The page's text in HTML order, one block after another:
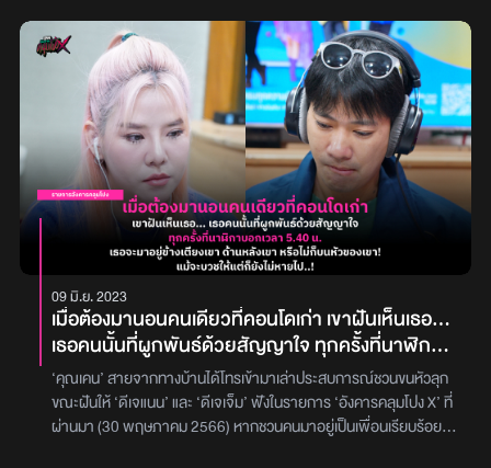
เลยรีบถามว่า “เป็นไงบ้าง ออกจากบ้านหรือยัง ทำไมเสียงถึงเป็นอย่าง
นั้น เกิดอะไรขึ้น” คุณติงลี่จึงบอกพลอยว่า “มีคนอยู่ข้างบน !” พลอย
ตอบกลับในทันทีว่า “ออกจากบ้านให้เร็วที่สุดเลยนะ สิ่งที่ได้ยินมันไม่ใช่
คนแน่นอน” และพลอยก็กำชับว่าอย่าวางสายนะ หลังจากนั้นคุณติงลี่ก็
ปิดไฟ และกำลังเดินไปที่ประตูทางออก ระหว่างทางก็เดินผ่านบันไดขึ้น
ชั้นบน และมีเสียงจากทางนั้นมาอีก คุณติงลี่จึงหันไปทางต้นเสียงก็เห็นว่า
มีเท้าคู่หนึ่งกำลังก้าวลงมาจากบันได และที่ข้อเท้ามีกำไลด้วย ในตอนนั้น
คุณติงลี่ทรุดตัวนั่งลงไปที่พื้นเลย เขากลัวมาก ๆ และก้าวไม่ออกอีกต่อ
ไป ไม่นานหลังจากนั้นเท้าก็เริ่มลอยขึ้น และหันมาทางเขาแล้วในขณะที่
กำลังลอยก็เริ่มเห็นว่าคน ๆ นั้นนุ่งโจงกระเบน ห่มสไบสีดำ จนเกือบจะได้
เห็นหน้าแล้วก็มีอะไรสักอย่างกระแทกคุณติงลี่แรงมากจนกระเด็นออก
จากประตูบ้านไปเลยซึ่งในจุดที่คุณติงลี่ ทรุดตัวลงไปนั่งมันห่างจาก
ประตูประมาณ 5 เมตรเท่านั้น แรงกระแทกมันแรงมาก พอรู้สึกตัวก็รีบ
ลุก และรีบเดินไปที่มอเตอร์ไซค์ ในตอนที่กำลังสตาร์ทรถมอเตอร์ไซค์
แล้วก็ได้ยินเสียงตะโกนว่า “ลี่ ออกมาหรือยัง !” และนั่นเป็นเสียงของ
พลอยที่มาจากโทรศัพท์ที่ตกอยู่หลังบ้าน คุณติงลี่จึงรวบรวมความกล้า
เฮือกสุดท้ายวิ่งกลับไปหยิบโทรศัพท์ และปิดประตูบ้านให้เสร็จสรรพ
ก่อนที่จะกลับบ้านไป คืนวันถัดไปหลังจากที่นอนหลับไปได้ตื่นนึง คุณติงลี่
บ้านรอบบ้านจนแตก และมือก็เป็นแผลเลือดออกเต็มไปหมด หลังจากนั้น
พ่อก็เอามือที่เต็มไปด้วยเลือดป้ายตามบ้านเต็มไปหมด ซึ่งทุกวันนี้รอย
เลือดนั้นก็ยังอยู่ ในตอนกลางคืนที่น้องนอนก็มักจะได้ยินเสียงพ่อใช้เคียว
กรีดยางขูดกับอะไรบางอย่างเหมือนในหนังฆาตกรรม เลิกลั่กจึงบอกกับ
แม่ว่าไม่ไหวแล้ว และในทุก ๆ วันแม่ก็ต้องตื่นแต่เช้าเพื่อไปกรีดยาง ทุก
ครั้งที่ไปกรีดยางจะเห็นพ่อยืนอยู่ไกล ๆ เหมือนแอบส่องมาจากไกล ๆ แม่
เดินไปทางไหนพ่อก็จะมองตาม พ่อเริ่มอาการหนักมาก จึงไปปรึกษา
พระแถวบ้าน พระท่านบอกให้เอาต้นตะเคียนออกจากบ้านไป และนำมา
ไว้ที่วัดแล้วพรมน้ำมนต์ หลังจากทำตามที่พระบอก พ่อก็หายตัวไปเป็น
ระยะเวลา 10 ปี เลิกลั่กพึ่งจะมาได้ข่าวพ่อเมื่อ 2 ปีที่แล้วจากแม่ว่าเจอ
พ่อแล้ว แต่พ่อไม่มีสติแล้ว..(เป็นความเชื่อส่วนบุคคล โปรดใช้
วิจารณญาณในการอ่าน)รับฟังเรื่องเต็ม ๆ ได้ที่
เลย! ‘คุณแป้ง’ ได้เล่าว่าเป็นเรื่องราวของเซลล์ที่รู้จักชื่อ ‘พี่วิทย์’ เขาเป็น
เซลล์ที่ต้องไปทำงานต่างจังหวัดบ่อย แต่ละครั้งก็ใช้เวลาหลายวัน ครั้งนี้
ใช้เวลา 1 เดือน ซึ่งมันนานกว่าปกติ พี่วิทย์จึงเป็นห่วงภรรยาอย่าง ‘พี่
อุ้ม’ และได้ชักชวนให้ไปด้วย ทั้งคู่ออกเดินทางตั้งแต่เช้าไปยังบ้านเช่าที่ได้
ทำสัญญากันไว้ บ้านเช่าหลังนี้เป็นบ้านปูนธรรมดาชั้นเดียว ในช่วงเวลา
กลางคืน บ้านหลังนี้จะเย็นมากเพราะรอบ ๆ เป็นป่าและภูเขาทั้งหมด และ
มีสัญญาณอ่อน ๆ ไว้ให้แค่พอโทรหากันได้ พอเช้าวันถัดมา พี่วิทย์ก็ได้
ขับรถออกไปหาลูกค้าแต่เช้า ที่บ้านจึงเหลือพี่อุ้มอยู่แค่คนเดียว ในวันแรก
ที่มาอยู่ก็ปกติดีทุกอย่าง วันที่สอง หลังจากพี่วิทย์ขับรถออกไปสักพัก
หนึ่ง พี่อุ้มก็เห็นเด็กผู้ชายคนหนึ่งกำลังยืนแอบมองอยู่ข้างต้นไม้ เมื่อเด็ก
เห็นว่าพี่อุ้มมองตนอยู่ก็วิ่งหนีออกไป วันถัดมา พี่อุ้มก็ยังเห็นเด็กชายคน
นั้นอีก พอตะโกนเรียก เด็กก็วิ่งหนีไป พี่อุ้มรอจนตอนเย็นพี่วิทย์กลับมา
จึงถามว่า “ตอนจะออกไปข้างนอกเห็นเด็กผู้ชายแถวนี้บ้างไหม” พี่วิทย์
ตอบกลับมาว่า “ไม่เห็นเลยนะ แถวนี้มีเด็กด้วยเหรอ ตั้งแต่อยู่มายังไม่เคย
เห็นเด็กนะ” วันต่อมา พี่อุ้มก็ได้ไปยืนรอแถวนั้นด้วยความข้องใจ เมื่อ
เวลาผ่านไปก็ได้เจอกับเด็กชายคนนั้นหน้าตามอมแมมยืนก้มหน้าอยู่จึง
ถามออกไปว่า “มาแอบมองพี่ทำไม หนูเป็นอะไรหรือเปล่า หนูชื่ออะไร
บ้านอยู่ที่ไหน” เด็กคนนั้นตอบเพียงแค่ว่า “ผม ผม ผม ผ...” เป็นเหมือน
09 มิ.ย. 2023
เมื่อต้องมานอนคนเดียวที่คอนโดเก่า เขาฝันเห็นเธอ...
เธอคนนั้นที่ผูกพันธ์ด้วยสัญญาใจ ทุกครั้งที่นาฬิกา
บอกเวลา 5.40 น. เธอจะมาอยู่ข้างเตียงเขา ด้านหลัง
เขา หรือไม่ก็บนหัวของเขา! แม้จะบวชให้แต่ก็ยังไม่หาย
ไป..!
‘คุณเคน’ สายจากทางบ้านได้โทรเข้ามาเล่าประสบการณ์ชวนขนหัวลุก
ขณะฝันให้ ‘ดีเจแนน’ และ ‘ดีเจเจ็ม’ ฟังในรายการ ‘อังคารคลุมโปง X’ ที่
ผ่านมา (30 พฤษภาคม 2566) หากชวนคนมาอยู่เป็นเพื่อนเรียบร้อย